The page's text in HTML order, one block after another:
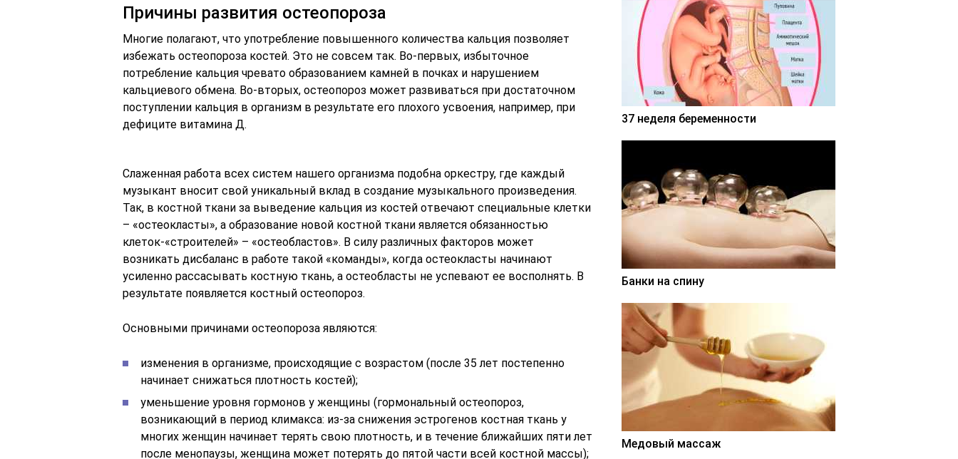
Причины развития остеопороза
Многие полагают, что употребление повышенного количества кальция позволяет
избежать остеопороза костей. Это не совсем так. Во-первых, избыточное
потребление кальция чревато образованием камней в почках и нарушением
кальциевого обмена. Во-вторых, остеопороз может развиваться при достаточном
поступлении кальция в организм в результате его плохого усвоения, например, при
дефиците витамина Д.
Слаженная работа всех систем нашего организма подобна оркестру, где каждый
музыкант вносит свой уникальный вклад в создание музыкального произведения.
Так, в костной ткани за выведение кальция из костей отвечают специальные клетки
– «остеокласты», а образование новой костной ткани является обязанностью
клеток-«строителей» – «остеобластов». В силу различных факторов может
возникать дисбаланс в работе такой «команды», когда остеокласты начинают
усиленно рассасывать костную ткань, а остеобласты не успевают ее восполнять. В
результате появляется костный остеопороз.
Основными причинами остеопороза являются:
изменения в организме, происходящие с возрастом (после 35 лет постепенно
начинает снижаться плотность костей);
уменьшение уровня гормонов у женщины (гормональный остеопороз,
возникающий в период климакса: из-за снижения эстрогенов костная ткань у
многих женщин начинает терять свою плотность, и в течение ближайших пяти лет
после менопаузы, женщина может потерять до пятой части всей костной массы);
37 неделя беременности
Банки на спину
Медовый массаж